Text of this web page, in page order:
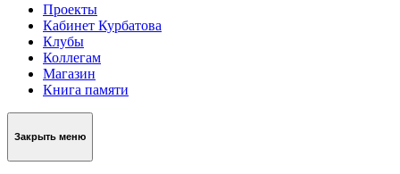
Проекты
Кабинет Курбатова
Клубы
Коллегам
Магазин
Книга памяти
Закрыть меню